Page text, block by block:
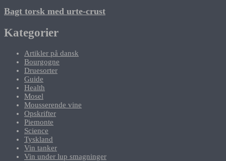
Bagt torsk med urte-crust
Kategorier
Artikler på dansk
Bourgogne
Druesorter
Guide
Health
Mosel
Mousserende vine
Opskrifter
Piemonte
Science
Tyskland
Vin tanker
Vin under lup smagninger